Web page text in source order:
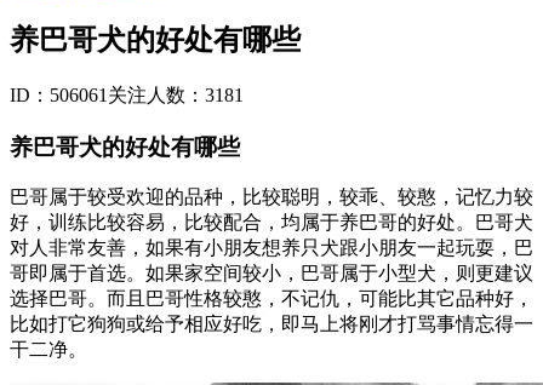
养巴哥犬的好处有哪些
ID：506061 关注人数：3181
养巴哥犬的好处有哪些
巴哥属于较受欢迎的品种，比较聪明，较乖、较憨，记忆力较
好，训练比较容易，比较配合，均属于养巴哥的好处。巴哥犬
对人非常友善，如果有小朋友想养只犬跟小朋友一起玩耍，巴
哥即属于首选。如果家空间较小，巴哥属于小型犬，则更建议
选择巴哥。而且巴哥性格较憨，不记仇，可能比其它品种好，
比如打它狗狗或给予相应好吃，即马上将刚才打骂事情忘得一
干二净。